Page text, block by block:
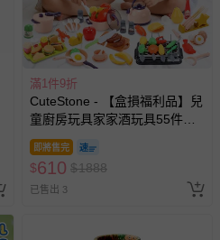
滿1件9折
CuteStone - 【盒損福利品】兒
童廚房玩具家家酒玩具55件組
(仿真廚具/BBQ烤肉架/切切樂/
生日禮物/兒童節/交換禮物)
即將售完
$610 $1888
已售出 3